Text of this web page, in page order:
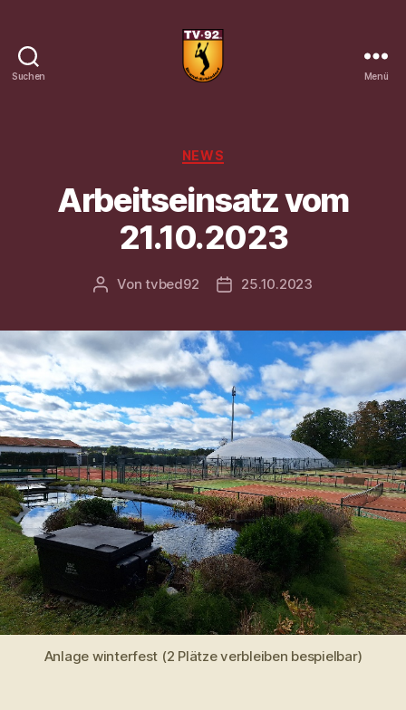
Suchen
92
V.
Menü
Kategorien
NEWS
Arbeitseinsatz vom
21.10.2023
Beitragsautor
Vontvbed92 Veröffentlichungsdatum
25.10.2023
Anlage winterfest (2 Plätze verbleiben bespielbar)